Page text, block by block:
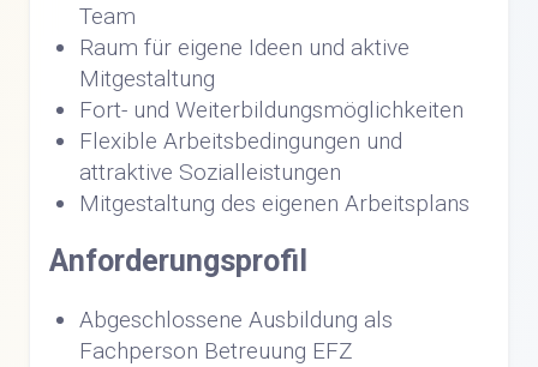
Team
Raum für eigene Ideen und aktive
Mitgestaltung
Fort- und Weiterbildungsmöglichkeiten
Flexible Arbeitsbedingungen und
attraktive Sozialleistungen
Mitgestaltung des eigenen Arbeitsplans
Anforderungsprofil
Abgeschlossene Ausbildung als
Fachperson Betreuung EFZ